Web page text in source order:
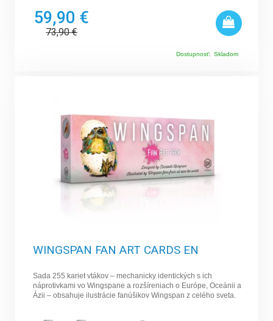
59,90 €
73,90€
Dostupnosť: Skladom
WINGSPAN FAN ART CARDS EN
Sada 255 kariet vtákov – mechanicky identických s ich
náprotivkami vo Wingspane a rozšíreniach o Európe, Oceánii a
Ázii – obsahuje ilustrácie fanúšikov Wingspan z celého sveta.